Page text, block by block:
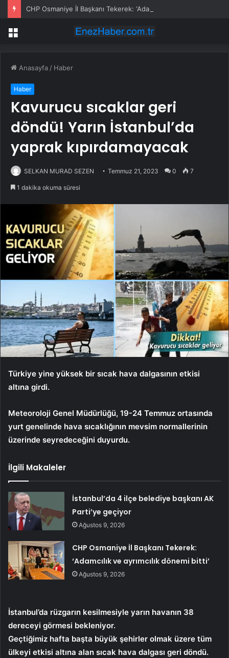
Menü
Anasayfa / Haber
Haber
Kavurucu sıcaklar geri
döndü! Yarın İstanbul’da
yaprak kıpırdamayacak
SELKAN MURAD SEZEN Temmuz 21, 2023 0 7
1 dakika okuma süresi
Türkiye yine yüksek bir sıcak hava dalgasının etkisi
altına girdi.
Meteoroloji Genel Müdürlüğü, 19-24 Temmuz ortasında
yurt genelinde hava sıcaklığının mevsim normallerinin
üzerinde seyredeceğini duyurdu.
İlgili Makaleler
İstanbul’da 4 ilçe belediye başkanı AK
Parti’ye geçiyor
Ağustos 9, 2026
CHP Osmaniye İl Başkanı Tekerek:
‘Adamcılık ve ayrımcılık dönemi bitti’
Ağustos 9, 2026
İstanbul’da rüzgarın kesilmesiyle yarın havanın 38
dereceyi görmesi bekleniyor.
Geçtiğimiz hafta başta büyük şehirler olmak üzere tüm
ülkeyi etkisi altına alan sıcak hava dalgası geri döndü.